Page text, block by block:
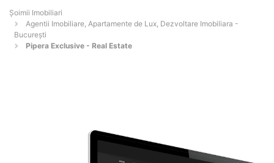
Șoimii Imobiliari
Agentii Imobiliare, Apartamente de Lux, Dezvoltare Imobiliara -
Bucureşti
Pipera Exclusive - Real Estate